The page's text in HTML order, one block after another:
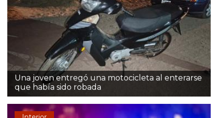
Una joven entregó una motocicleta al enterarse
que había sido robada